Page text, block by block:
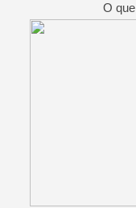
O que você